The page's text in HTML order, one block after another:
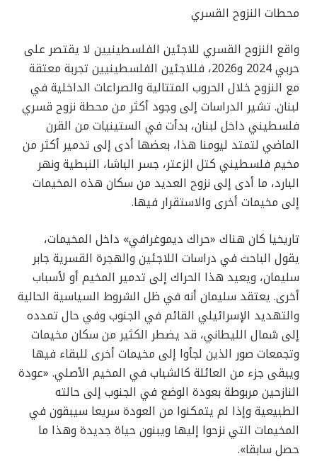
محطات النزوح القسري
واقع النزوح القسري للاجئين الفلسطينيين لا يقتصر على
حربي 2024 و2026، فللاجئين الفلسطينيين تجربة معتقة
مع النزوح خلال الحروب المتتالية والصراعات الداخلية في
لبنان. تشير الدراسات إلى وجود أكثر من محطة نزوح قسري
فلسطيني داخل لبنان، بدأت في الستينيات من القرن
الماضي لتمتد ليومنا هذا، بعضها أدى إلى تدمير أكثر من
مخيم فلسطيني كتل الزعتر، جسر الباشا، النبطية ونهر
البارد، ما أدى إلى نزوح العديد من سكان هذه المخيمات
إلى مخيمات أخرى والاستقرار فيها.
تاريخيا كان هناك «حراك ديموغرافي» داخل المخيمات،
يقول الباحث في دراسات اللاجئين والهجرة القسرية جابر
سليمان، ويعيد هذا الحراك إلى تدمير المخيم أو لأسباب
أخرى. يعتقد سليمان أنه في ظل الشروط السياسية الحالية
والتهديد الإسرائيلي القائم في الجنوب وفي حال تمدده
إلى شمال الليطاني، قد يضطر الكثير من سكان مخيمات
وتجمعات صور الذين لجأوا إلى مخيمات أخرى للبقاء فيها
ويبقى جزء من العائلة كالشباب في المخيم الأصلي. «عودة
النازحين مربوطة بعودة الوضع في الجنوب إلى حالته
الطبيعية وإذا لم يتمكنوا من العودة سريعا سيبقون في
المخيمات التي نزحوا إليها ويبنون حياة جديدة وهذا ما
حصل سابقا».